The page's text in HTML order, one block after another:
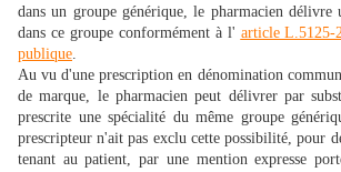
dans un groupe générique, le pharmacien délivre
dans ce groupe conformément à l' article L.5125-
publique
Au vu d'une prescription en dénomination
de marque, le pharmacien peut délivrer par
prescrite une spécialité du même groupe
prescripteur n'ait pas exclu cette possibilité, pour
tenant au patient, par une mention expresse